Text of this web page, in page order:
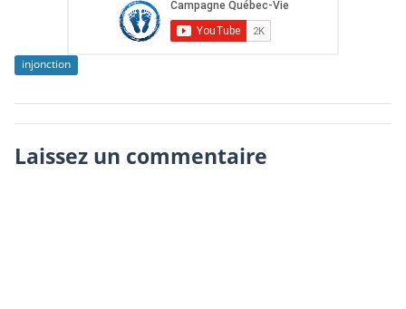
injonction
Laissez un commentaire